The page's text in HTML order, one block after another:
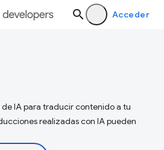
Acceder
IA para traducir contenido a tu
realizadas con IA pueden